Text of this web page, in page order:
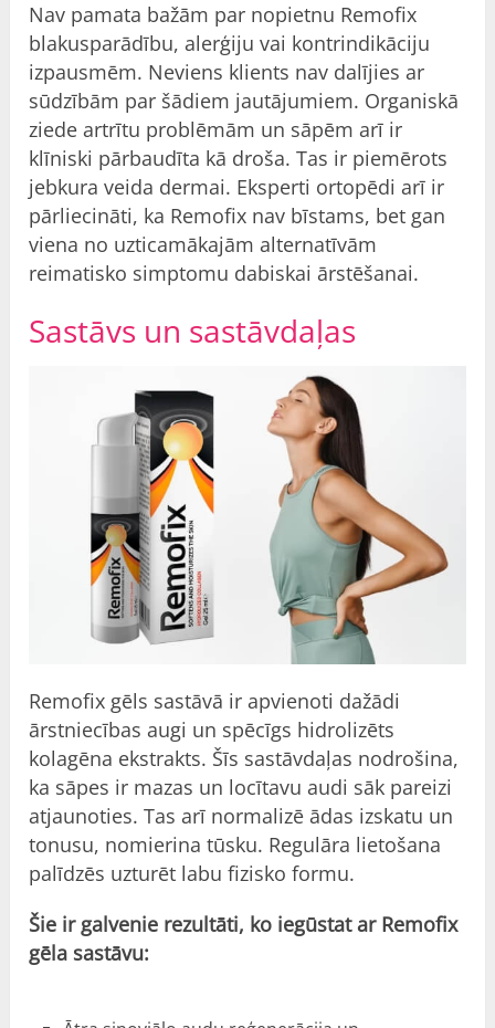
Nav pamata bažām par nopietnu Remofix
blakusparādību, alerģiju vai kontrindikāciju
izpausmēm. Neviens klients nav dalījies ar
sūdzībām par šādiem jautājumiem. Organiskā
ziede artrītu problēmām un sāpēm arī ir
klīniski pārbaudīta kā droša. Tas ir piemērots
jebkura veida dermai. Eksperti ortopēdi arī ir
pārliecināti, ka Remofix nav bīstams, bet gan
viena no uzticamākajām alternatīvām
reimatisko simptomu dabiskai ārstēšanai.
Sastāvs un sastāvdaļas
Remofix gēls sastāvā ir apvienoti dažādi
ārstniecības augi un spēcīgs hidrolizēts
kolagēna ekstrakts. Šīs sastāvdaļas nodrošina,
ka sāpes ir mazas un locītavu audi sāk pareizi
atjaunoties. Tas arī normalizē ādas izskatu un
tonusu, nomierina tūsku. Regulāra lietošana
palīdzēs uzturēt labu fizisko formu.
Šie ir galvenie rezultāti, ko iegūstat ar Remofix
gēla sastāvu: